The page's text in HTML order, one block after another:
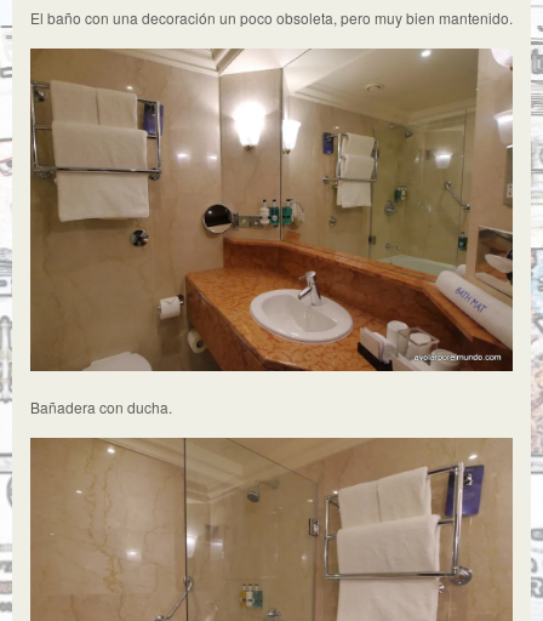
El baño con una decoración un poco obsoleta, pero muy bien mantenido.
Bañadera con ducha.